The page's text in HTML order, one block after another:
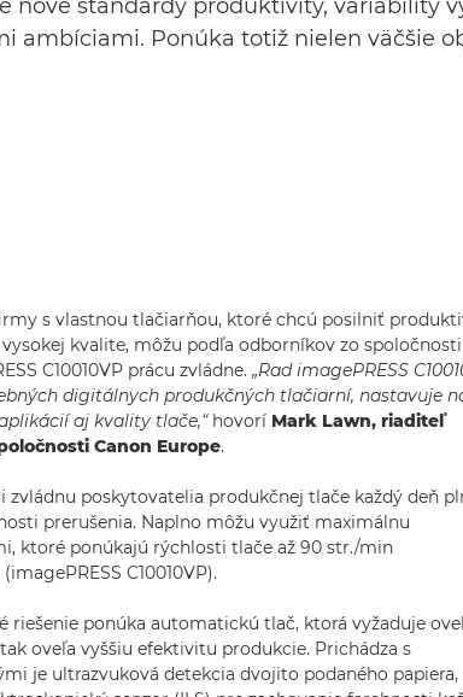
nové štandardy produktivity, variability
ambíciami. Ponúka totiž nielen väčšie
s vlastnou tlačiarňou, ktoré chcú posilniť
kvalite, môžu podľa odborníkov zo spoločnosti
C10010VP prácu zvládne. „Rad imagePRESS
digitálnych produkčných tlačiarní, nastavuje
aj kvality tlače,“hovorí Mark Lawn, riaditeľ
Canon Europe.
poskytovatelia produkčnej tlače každý deň
prerušenia. Naplno môžu využiť maximálnu
ktoré ponúkajú rýchlosti tlače až 90 str./min
C10010VP).
riešenie ponúka automatickú tlač, ktorá vyžaduje
oveľa vyššiu efektivitu produkcie. Prichádza s
je ultrazvuková detekcia dvojito podaného papiera,